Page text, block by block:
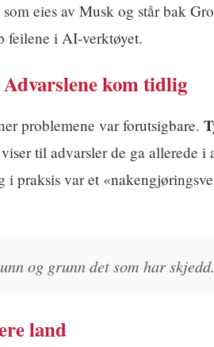
som eies av Musk og står bak
feilene i AI-verktøyet.
kom tidlig
problemene var forutsigbare.
til advarsler de ga allerede i
i praksis var et
og grunn det som har
land